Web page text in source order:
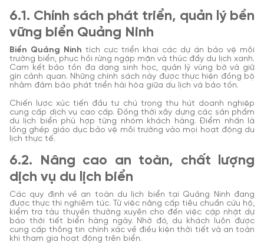
6.1. Chính sách phát triển, quản lý bền
vững biển Quảng Ninh
Biển Quảng Ninh tích cực triển khai các dự án bảo vệ môi
trường biển, phục hồi rừng ngập mặn và thúc đẩy du lịch xanh.
Cam kết bảo tồn đa dạng sinh học, quản lý vùng bờ và giữ
gìn cảnh quan. Những chính sách này được thực hiện đồng bộ
nhằm đảm bảo phát triển hài hòa giữa du lịch và bảo tồn.
Chiến lược xúc tiến đầu tư chú trọng thu hút doanh nghiệp
cung cấp dịch vụ cao cấp. Đồng thời xây dựng các sản phẩm
du lịch biển phù hợp từng nhóm khách hàng. Điểm nhấn là
lồng ghép giáo dục bảo vệ môi trường vào mọi hoạt động du
lịch thực tế.
6.2. Nâng cao an toàn, chất lượng
dịch vụ du lịch biển
Các quy định về an toàn du lịch biển tại Quảng Ninh đang
được thực thi nghiêm túc. Từ việc nâng cấp tiêu chuẩn cứu hộ,
kiểm tra tàu thuyền thường xuyên cho đến việc cập nhật dự
báo thời tiết biển hàng ngày. Nhờ đó, du khách luôn được
cung cấp thông tin chính xác về điều kiện thời tiết và an toàn
khi tham gia hoạt động trên biển.